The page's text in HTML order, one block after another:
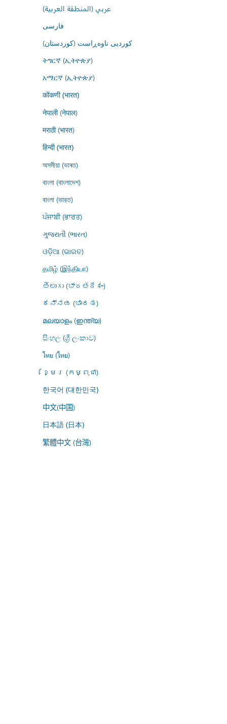
عربي (المنطقة العربية)
فارسى
کوردیی ناوەڕاست (کوردستان)
ትግርኛ (ኢትዮጵያ)
አማርኛ (ኢትዮጵያ)
कोंकणी (भारत)
नेपाली (नेपाल)
मराठी (भारत)
हिन्दी (भारत)
অসমীয়া (ভাৰত)
বাংলা (বাংলাদেশ)
বাংলা (ভারত)
ਪੰਜਾਬੀ (ਭਾਰਤ)
ગુજરાતી (ભારત)
ଓଡ଼ିଆ (ଭାରତ)
தமிழ் (இந்தியா)
తెలుగు (భారతదేశం)
ಕನ್ನಡ (ಭಾರತ)
മലയാളം (ഇന്ത്യ)
සිංහල (ශ්‍රී ලංකාව)
ไทย (ไทย)
ខ្មែរ (កម្ពុជា)
한국어 (대한민국)
中文(中国)
日本語 (日本)
繁體中文 (台灣)